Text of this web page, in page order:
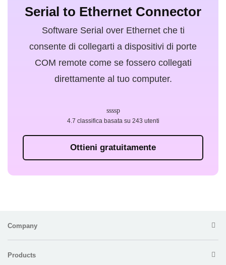
Serial to Ethernet Connector
Software Serial over Ethernet che ti
consente di collegarti a dispositivi di porte
COM remote come se fossero collegati
direttamente al tuo computer.
Ottieni gratuitamente
4.7 classifica basata su 243 utenti
Company
Products